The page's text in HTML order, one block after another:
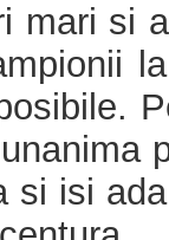
mari si
si isi